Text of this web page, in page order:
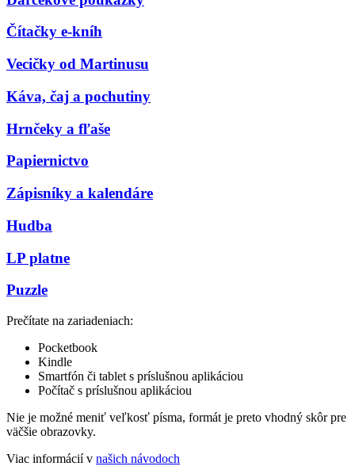
Čítačky e-kníh
Vecičky od Martinusu
Káva, čaj a pochutiny
Hrnčeky a fľaše
Papiernictvo
Zápisníky a kalendáre
Hudba
LP platne
Puzzle
Prečítate na zariadeniach:
Pocketbook
Kindle
Smartfón či tablet s príslušnou aplikáciou
Počítač s príslušnou aplikáciou
Nie je možné meniť veľkosť písma, formát je preto vhodný skôr pre
väčšie obrazovky.
Viac informácií v našich návodoch